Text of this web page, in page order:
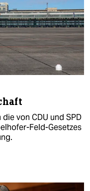
von CDU und SPD
Feld-Gesetzes